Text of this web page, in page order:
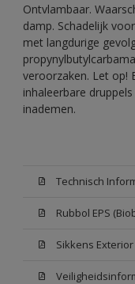
Ontvlambaar.
damp. Schadelijk
met langdurige
veroorzaken. Let op!
inhaleerbare
inademen.
Technisch
Rubbol EPS